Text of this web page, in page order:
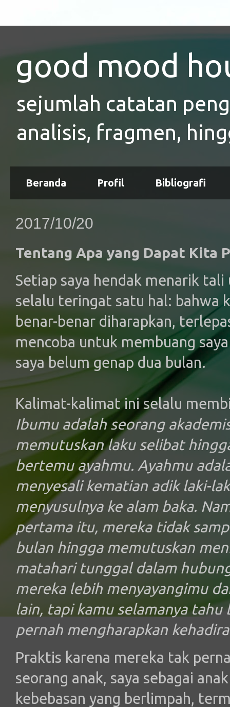
good mood
sejumlah catatan
analisis, fragmen,
Beranda Profil Bibliografi
2017/10/20
Tentang Apa yang Dapat Kita
Setiap saya hendak menarik tali
selalu teringat satu hal: bahwa
benar-benar diharapkan,
mencoba untuk membuang
saya belum genap dua bulan.
Kalimat-kalimat ini selalu
Ibumu adalah seorang
memutuskan laku selibat
bertemu ayahmu. Ayahmu
menyesali kematian adik laki-
menyusulnya ke alam baka.
pertama itu, mereka tidak
bulan hingga memutuskan
matahari tunggal dalam
mereka lebih menyayangimu
lain, tapi kamu selamanya
pernah mengharapkan
Praktis karena mereka tak
seorang anak, saya sebagai
kebebasan yang berlimpah,